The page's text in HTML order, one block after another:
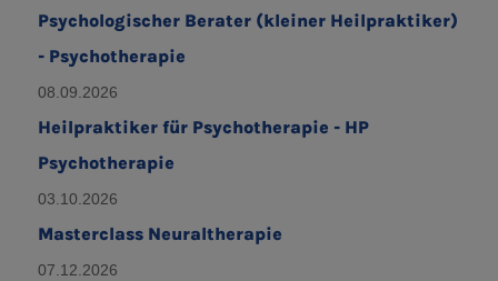
Psychologischer Berater (kleiner Heilpraktiker)
- Psychotherapie
08.09.2026
Heilpraktiker für Psychotherapie - HP
Psychotherapie
03.10.2026
Masterclass Neuraltherapie
07.12.2026